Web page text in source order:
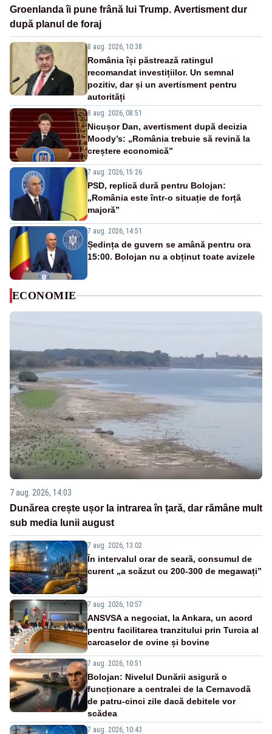
Groenlanda îi pune frână lui Trump. Avertisment dur
după planul de foraj
8 aug. 2026, 10:38
România își păstrează ratingul
recomandat investițiilor. Un semnal
pozitiv, dar și un avertisment pentru
autorități
8 aug. 2026, 08:51
Nicușor Dan, avertisment după decizia
Moody’s: „România trebuie să revină la
creștere economică”
7 aug. 2026, 15:26
PSD, replică dură pentru Bolojan:
„România este într-o situație de forță
majoră”
7 aug. 2026, 14:51
Ședința de guvern se amână pentru ora
15:00. Bolojan nu a obținut toate avizele
ECONOMIE
7 aug. 2026, 14:03
Dunărea crește ușor la intrarea în țară, dar rămâne mult
sub media lunii august
7 aug. 2026, 13:02
În intervalul orar de seară, consumul de
curent „a scăzut cu 200-300 de megawați”
7 aug. 2026, 10:57
ANSVSA a negociat, la Ankara, un acord
pentru facilitarea tranzitului prin Turcia al
carcaselor de ovine și bovine
7 aug. 2026, 10:51
Bolojan: Nivelul Dunării asigură o
funcționare a centralei de la Cernavodă
de patru-cinci zile dacă debitele vor
scădea
7 aug. 2026, 10:43